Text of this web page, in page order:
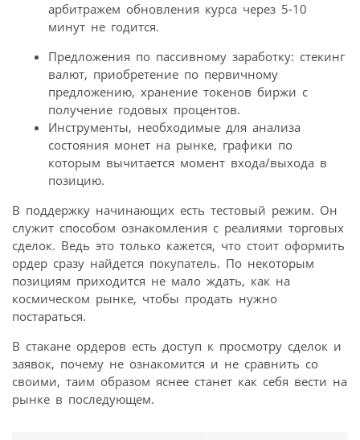
арбитражем обновления курса через 5-10
минут не годится.
Предложения по пассивному заработку: стекинг
валют, приобретение по первичному
предложению, хранение токенов биржи с
получение годовых процентов.
Инструменты, необходимые для анализа
состояния монет на рынке, графики по
которым вычитается момент входа/выхода в
позицию.
В поддержку начинающих есть тестовый режим. Он
служит способом ознакомления с реалиями торговых
сделок. Ведь это только кажется, что стоит оформить
ордер сразу найдется покупатель. По некоторым
позициям приходится не мало ждать, как на
космическом рынке, чтобы продать нужно
постараться.
В стакане ордеров есть доступ к просмотру сделок и
заявок, почему не ознакомится и не сравнить со
своими, таим образом яснее станет как себя вести на
рынке в последующем.